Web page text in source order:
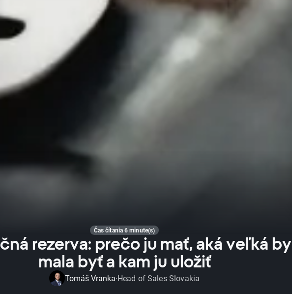
Čas čítania 6 minute(s)
rezerva: prečo ju mať, aká veľká by
mala byť a kam ju uložiť
Tomáš Vranka·Head of Sales Slovakia